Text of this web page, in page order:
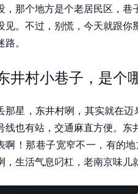
，那个地方是个老居民区，巷
见。不过，别慌，今天就跟你
路。
井村小巷子，是个
那星，东井村咧，其实就在
线也有站，交通麻直方便。
啊！那巷子宽窄不一，有的
，生活气息叼杠，老南京味儿